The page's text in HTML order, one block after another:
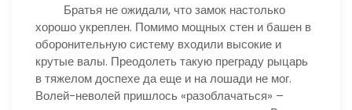
Братья не ожидали, что замок настолько
хорошо укреплен. Помимо мощных стен и башен в
оборонительную систему входили высокие и
крутые валы. Преодолеть такую преграду рыцарь
в тяжелом доспехе да еще и на лошади не мог.
Волей-неволей пришлось «разоблачаться» –